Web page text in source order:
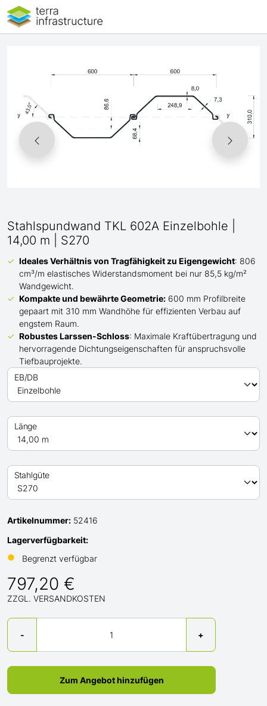
Stahlspundwand TKL 602A Einzelbohle |
14,00 m | S270
Ideales Verhältnis von Tragfähigkeit zu Eigengewicht: 806
cm³/m elastisches Widerstandsmoment bei nur 85,5 kg/m²
Wandgewicht.
Kompakte und bewährte Geometrie: 600 mm Profilbreite
gepaart mit 310 mm Wandhöhe für effizienten Verbau auf
engstem Raum.
Robustes Larssen-Schloss: Maximale Kraftübertragung und
hervorragende Dichtungseigenschaften für anspruchsvolle
Tiefbauprojekte.
EB/DB
Länge
Stahlgüte
Artikelnummer: 52416
Lagerverfügbarkeit:
●
Begrenzt verfügbar
797,20 €
ZZGL. VERSANDKOSTEN
-
Menge
+
Zum Angebot hinzufügen